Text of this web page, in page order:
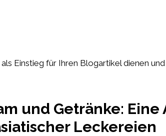
Einstieg für Ihren Blogartikel dienen
und Getränke: Eine
Leckereien